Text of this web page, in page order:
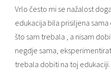
Vrlo često mi se nažalost
edukacija bila prisiljena
što sam trebala , a nisam
negdje sama,
trebala dobiti na toj edukaciji.